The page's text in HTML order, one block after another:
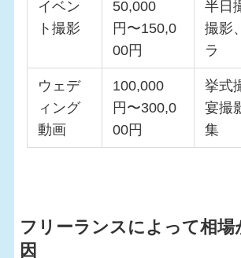
イベン
ト撮影
50,000
円〜150,0
00円
半日
撮影
ラ
ウェデ
ィング
動画
100,000
円〜300,0
00円
挙式
宴撮
集
フリーランスによって相場
因